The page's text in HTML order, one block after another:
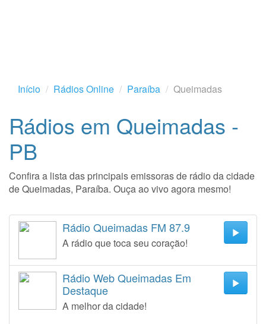
Início Rádios Online Paraíba Queimadas
Rádios em Queimadas -
PB
Confira a lista das principais emissoras de rádio da cidade
de Queimadas, Paraíba. Ouça ao vivo agora mesmo!
Rádio Queimadas FM 87.9
A rádio que toca seu coração!
Rádio Web Queimadas Em
Destaque
A melhor da cidade!